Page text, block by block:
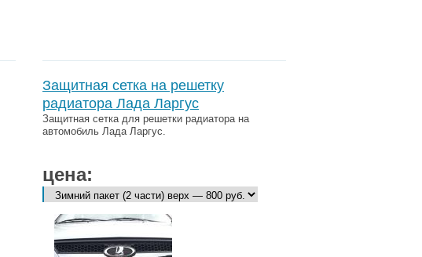
Защитная сетка на решетку
радиатора Лада Ларгус
Защитная сетка для решетки радиатора на
автомобиль Лада Ларгус.
цена: